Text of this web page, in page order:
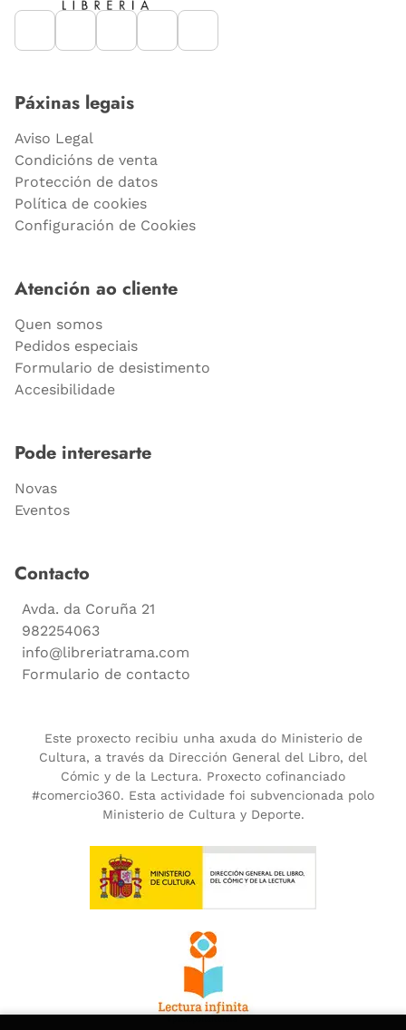
Páxinas legais
Aviso Legal
Condicións de venta
Protección de datos
Política de cookies
Configuración de Cookies
Atención ao cliente
Quen somos
Pedidos especiais
Formulario de desistimento
Accesibilidade
Pode interesarte
Novas
Eventos
Contacto
Avda. da Coruña 21
982254063
info@libreriatrama.com
Formulario de contacto
Este proxecto recibiu unha axuda do Ministerio de
Cultura, a través da Dirección General del Libro, del
Cómic y de la Lectura. Proxecto cofinanciado
#comercio360. Esta actividade foi subvencionada polo
Ministerio de Cultura y Deporte.